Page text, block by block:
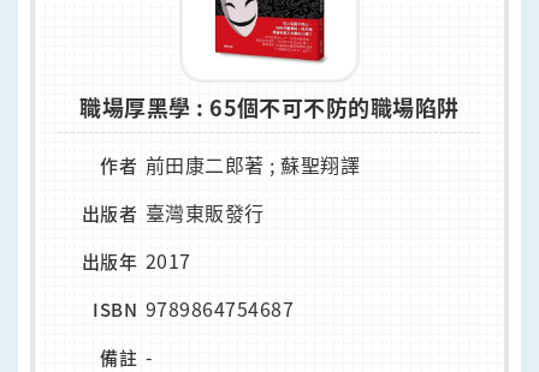
職場厚黑學 : 65個不可不防的職場陷阱
作者 前田康二郎著 ; 蘇聖翔譯
出版者 臺灣東販發行
出版年 2017
ISBN 9789864754687
備註 -